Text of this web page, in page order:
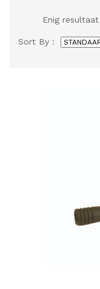
Enig resultaat
Sort By :